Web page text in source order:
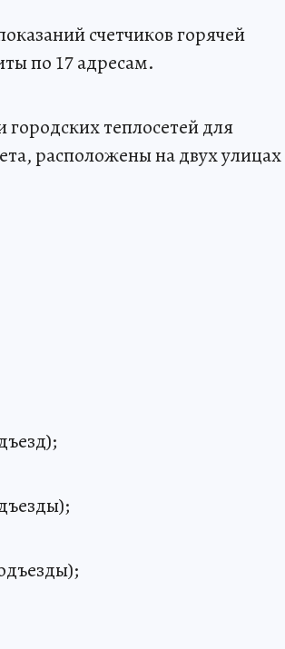
счетчиков горячей
по 17 адресам.
теплосетей для
расположены на двух улицах